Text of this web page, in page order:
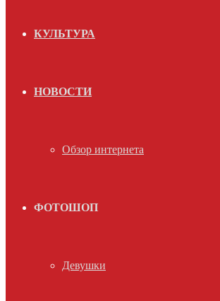
КУЛЬТУРА
НОВОСТИ
Обзор интернета
ФОТОШОП
Девушки